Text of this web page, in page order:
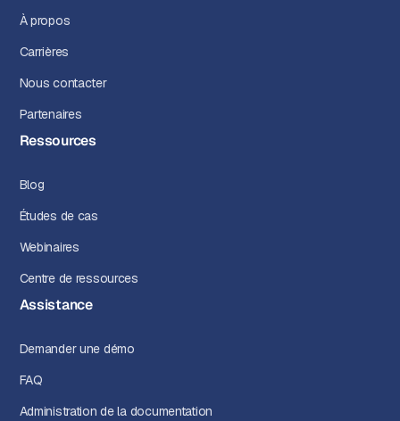
À propos
Carrières
Nous contacter
Partenaires
Ressources
Blog
Études de cas
Webinaires
Centre de ressources
Assistance
Demander une démo
FAQ
Administration de la documentation